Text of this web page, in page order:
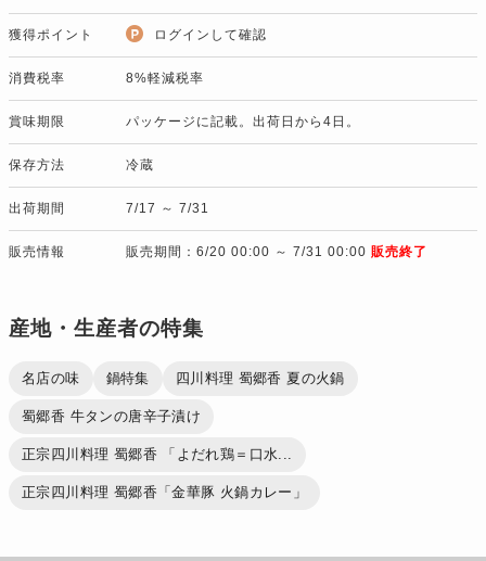
獲得ポイント ログインして確認
消費税率 8%軽減税率
賞味期限 パッケージに記載。出荷日から4日。
保存方法 冷蔵
出荷期間 7/17 ～ 7/31
販売情報 販売期間：6/20 00:00 ～ 7/31 00:00 販売終了
産地・生産者の特集
名店の味 鍋特集 四川料理 蜀郷香 夏の火鍋
蜀郷香 牛タンの唐辛子漬け
正宗四川料理 蜀郷香 「よだれ鶏＝口水...
正宗四川料理 蜀郷香「金華豚 火鍋カレー」